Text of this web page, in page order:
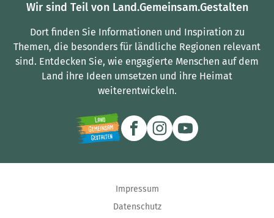
Wir sind Teil von Land.Gemeinsam.Gestalten
Dort finden Sie Informationen und Inspiration zu
Themen, die besonders für ländliche Regionen relevant
sind. Entdecken Sie, wie engagierte Menschen auf dem
Land ihre Ideen umsetzen und ihre Heimat
weiterentwickeln.
Impressum
Datenschutz